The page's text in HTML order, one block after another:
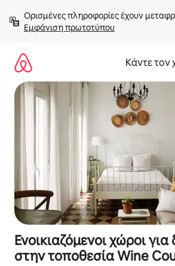
στο
περιεχόμενοΕμφάνιση πρωτοτύπου
Κάντε
Ενοικιαζόμενοι χώροι
στην τοποθεσία Wine